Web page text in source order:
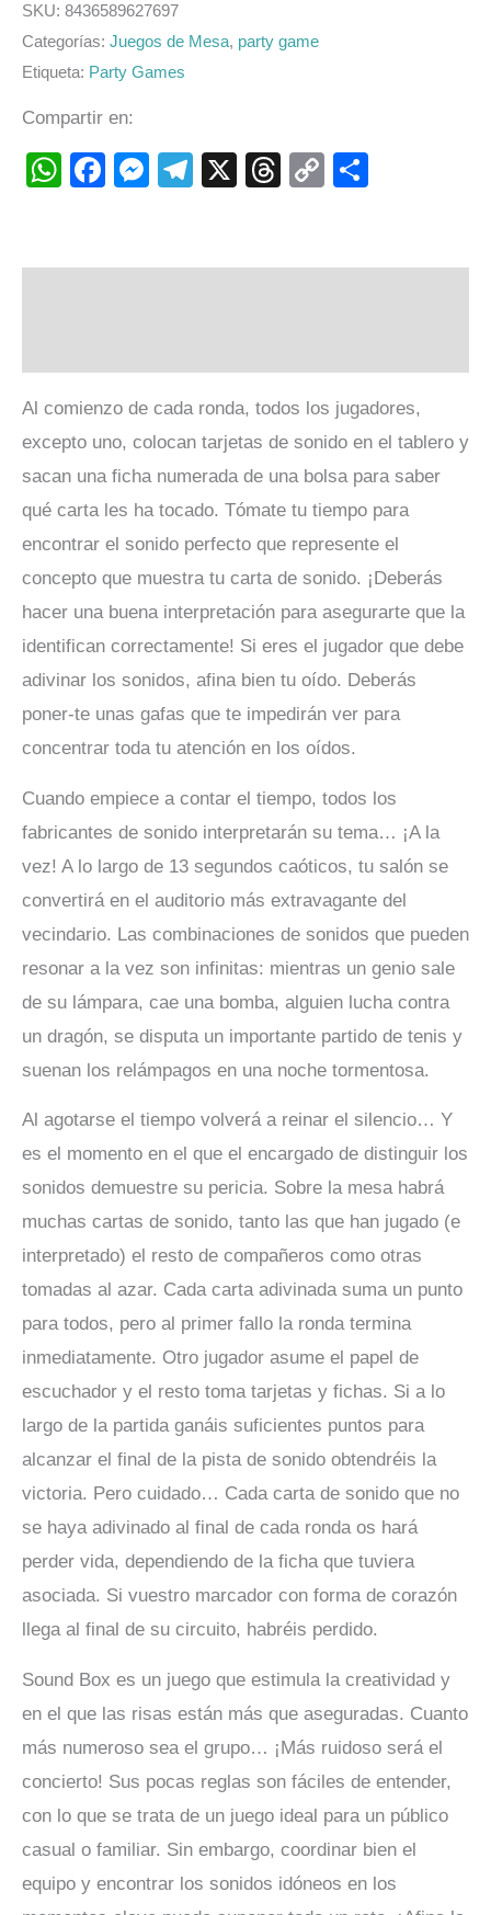
SKU: 8436589627697
Categorías: Juegos de Mesa, party game
Etiqueta: Party Games
Compartir en:
WhatsApp
Facebook
Messenger
Telegram
X Threads
Copy
Al comienzo de cada ronda, todos los jugadores,
excepto uno, colocan tarjetas de sonido en el tablero y
sacan una ficha numerada de una bolsa para saber
qué carta les ha tocado. Tómate tu tiempo para
encontrar el sonido perfecto que represente el
concepto que muestra tu carta de sonido. ¡Deberás
hacer una buena interpretación para asegurarte que la
identifican correctamente! Si eres el jugador que debe
adivinar los sonidos, afina bien tu oído. Deberás
poner-te unas gafas que te impedirán ver para
concentrar toda tu atención en los oídos.
Cuando empiece a contar el tiempo, todos los
fabricantes de sonido interpretarán su tema… ¡A la
vez! A lo largo de 13 segundos caóticos, tu salón se
convertirá en el auditorio más extravagante del
vecindario. Las combinaciones de sonidos que pueden
resonar a la vez son infinitas: mientras un genio sale
de su lámpara, cae una bomba, alguien lucha contra
un dragón, se disputa un importante partido de tenis y
suenan los relámpagos en una noche tormentosa.
Al agotarse el tiempo volverá a reinar el silencio… Y
es el momento en el que el encargado de distinguir los
sonidos demuestre su pericia. Sobre la mesa habrá
muchas cartas de sonido, tanto las que han jugado (e
interpretado) el resto de compañeros como otras
tomadas al azar. Cada carta adivinada suma un punto
para todos, pero al primer fallo la ronda termina
inmediatamente. Otro jugador asume el papel de
escuchador y el resto toma tarjetas y fichas. Si a lo
largo de la partida ganáis suficientes puntos para
alcanzar el final de la pista de sonido obtendréis la
victoria. Pero cuidado… Cada carta de sonido que no
se haya adivinado al final de cada ronda os hará
perder vida, dependiendo de la ficha que tuviera
asociada. Si vuestro marcador con forma de corazón
llega al final de su circuito, habréis perdido.
Sound Box es un juego que estimula la creatividad y
en el que las risas están más que aseguradas. Cuanto
más numeroso sea el grupo… ¡Más ruidoso será el
concierto! Sus pocas reglas son fáciles de entender,
con lo que se trata de un juego ideal para un público
casual o familiar. Sin embargo, coordinar bien el
equipo y encontrar los sonidos idóneos en los